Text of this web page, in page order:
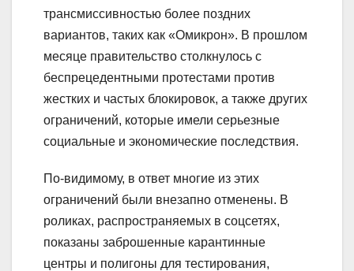
трансмиссивностью более поздних
вариантов, таких как «Омикрон». В прошлом
месяце правительство столкнулось с
беспрецедентными протестами против
жестких и частых блокировок, а также других
ограничений, которые имели серьезные
социальные и экономические последствия.
По-видимому, в ответ многие из этих
ограничений были внезапно отменены. В
роликах, распространяемых в соцсетях,
показаны заброшенные карантинные
центры и полигоны для тестирования,